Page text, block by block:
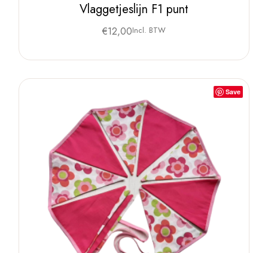
Vlaggetjeslijn F1 punt
€12,00Incl. BTW
Save